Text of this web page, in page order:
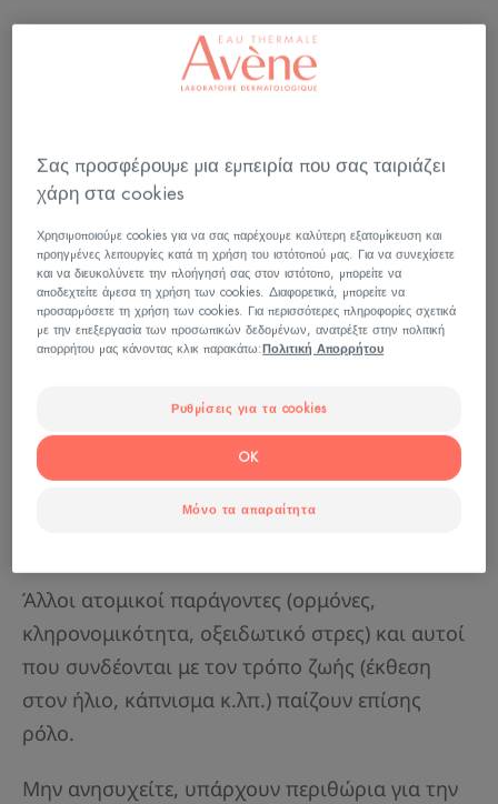
Γιατί το δέρμα ρυτιδώνεται;
ένας καταπληκτικός μηχανισμός Ανανεώνεται
συνεχώς. Δυστυχώς, με την πάροδο του
χρόνου, ο μηχανισμός αυτός γίνεται λιγότερο
αποτελεσματικός. Τα επίπεδα κολλαγόνου,
ελαστίνης και υαλουρονικού οξέος - τα οποία
προσδίδουν στο δέρμα τη σφριγηλότητα και
την ελαστικότητά του - μειώνονται.
Το αποτέλεσμα: θαμπή επιδερμίδα (χωρίς
λάμψη), το δέρμα μας ξηραίνεται, γίνεται πιο
λεπτό, χάνει τον τόνο του και οι μυϊκοί ιστοί
χαλαρώνουν. Οι ρυτίδες εμφανίζονται και
Άλλοι ατομικοί παράγοντες (ορμόνες,
κληρονομικότητα, οξειδωτικό στρες) και αυτοί
που συνδέονται με τον τρόπο ζωής (έκθεση
στον ήλιο, κάπνισμα κ.λπ.) παίζουν επίσης
ρόλο.
Μην ανησυχείτε, υπάρχουν περιθώρια για την
Σας προσφέρουμε μια εμπειρία που σας ταιριάζει
χάρη στα cookies
Χρησιμοποιούμε cookies για να σας παρέχουμε καλύτερη εξατομίκευση και
προηγμένες λειτουργίες κατά τη χρήση του ιστότοπού μας. Για να συνεχίσετε
και να διευκολύνετε την πλοήγησή σας στον ιστότοπο, μπορείτε να
αποδεχτείτε άμεσα τη χρήση των cookies. Διαφορετικά, μπορείτε να
προσαρμόσετε τη χρήση των cookies. Για περισσότερες πληροφορίες σχετικά
με την επεξεργασία των προσωπικών δεδομένων, ανατρέξτε στην πολιτική
απορρήτου μας κάνοντας κλικ παρακάτω: Πολιτική Απορρήτου
Ρυθμίσεις για τα cookies
Μόνο τα απαραίτητα
OK